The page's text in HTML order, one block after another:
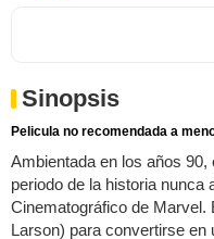
Sinopsis
Pelicula no recomendada a
Ambientada en los años
periodo de la historia nunca
Cinematográfico de Marvel.
Larson) para convertirse